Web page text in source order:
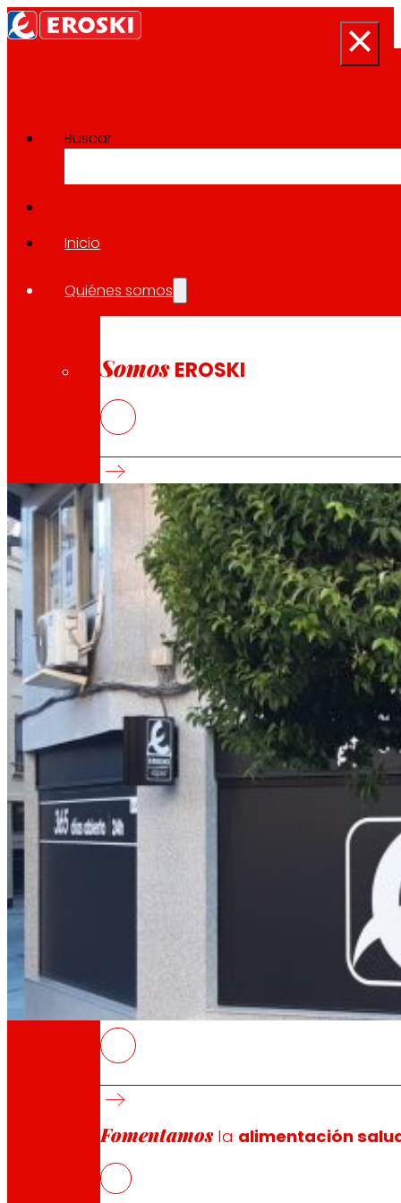
Buscar
Inicio
Quiénes somos
Somos EROSKI
Así somos
Todo nuestro ADN: un viaje por la misión, la
Cooperativa
Somos por y para las personas. Descubre
Fundación
A través de nuestra Fundación impulsamos
Compromisos
Fomentamosla alimentación
Sala de prensa
Volver a todas las noticias
31.08.2023
EROSKI inaugura un nuevo
Conveniencia y ultraproximidad
La nueva enseña, última propuesta en
destaca por la facilidad y rapidez de
La red EROSKI RAPID cuenta ya con casi